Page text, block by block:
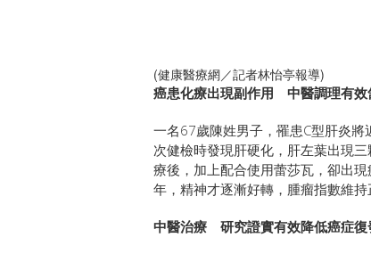
(健康醫療網／記者林怡亭報導)
癌患化療出現副作用 中醫調理有效
一名67歲陳姓男子，罹患C型肝炎
次健檢時發現肝硬化，肝左葉出現
療後，加上配合使用蕾莎瓦，卻出
年，精神才逐漸好轉，腫瘤指數維
中醫治療 研究證實有效降低癌症復